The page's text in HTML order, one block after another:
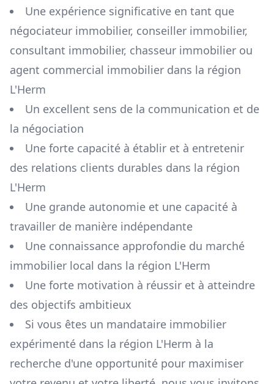
Une expérience significative en tant que
négociateur immobilier, conseiller immobilier,
consultant immobilier, chasseur immobilier ou
agent commercial immobilier dans la région
L'Herm
Un excellent sens de la communication et de
la négociation
Une forte capacité à établir et à entretenir
des relations clients durables dans la région
L'Herm
Une grande autonomie et une capacité à
travailler de manière indépendante
Une connaissance approfondie du marché
immobilier local dans la région L'Herm
Une forte motivation à réussir et à atteindre
des objectifs ambitieux
Si vous êtes un mandataire immobilier
expérimenté dans la région L'Herm à la
recherche d'une opportunité pour maximiser